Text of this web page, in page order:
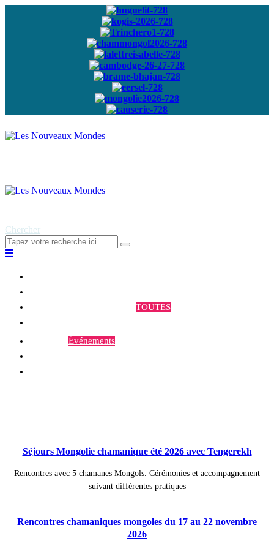
Abonnez-vous à
Chercher
TOUTES
Événements
Séjours Mongolie chamanique été 2026 avec Tengerekh
Rencontres avec 5 chamanes Mongols. Cérémonies et accompagnement
suivant différentes pratiques
Rencontres chamaniques mongoles du 17 au 22 novembre
2026